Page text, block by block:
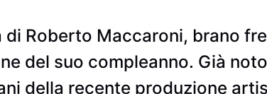
Roberto Maccaroni, brano
del suo compleanno. Già
della recente produzione